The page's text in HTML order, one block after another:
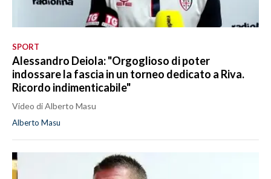
SPORT
Alessandro Deiola: "Orgoglioso di poter
indossare la fascia in un torneo dedicato a Riva.
Ricordo indimenticabile"
Video di Alberto Masu
Alberto Masu